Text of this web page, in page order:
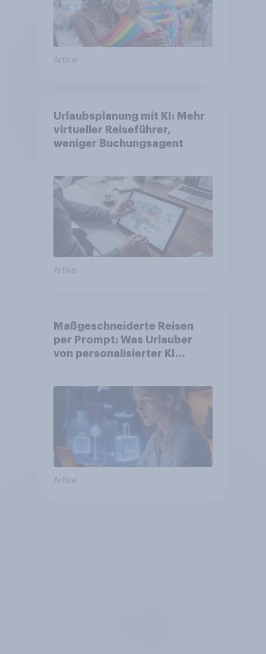
Artikel
Urlaubsplanung mit KI: Mehr
virtueller Reiseführer,
weniger Buchungsagent
Artikel
Maßgeschneiderte Reisen
per Prompt: Was Urlauber
von personalisierter KI
bereits genutzt werden
Artikel